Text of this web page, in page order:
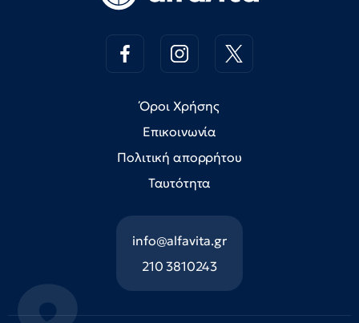
Όροι Χρήσης
Επικοινωνία
Πολιτική απορρήτου
Ταυτότητα
info@alfavita.gr
210 3810243